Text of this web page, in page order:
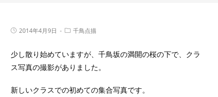
2014年4月9日 千鳥点描
少し散り始めていますが、千鳥坂の満開の桜の下で、クラ
ス写真の撮影がありました。
新しいクラスでの初めての集合写真です。